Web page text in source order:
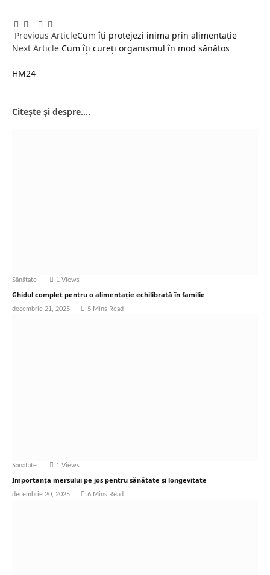
Facebook
Twitter
Pinterest
LinkedIn
Tumblr
Previous ArticleCum îți protejezi inima prin alimentație
Next Article Cum îți cureți organismul în mod sănătos
HM24
Citește și despre....
Sănătate 1 Views
Ghidul complet pentru o alimentație echilibrată în familie
decembrie 21, 2025 5 Mins Read
Sănătate 1 Views
Importanța mersului pe jos pentru sănătate și longevitate
decembrie 20, 2025 6 Mins Read